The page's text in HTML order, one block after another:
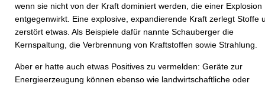
wenn sie nicht von der Kraft dominiert werden, die einer Explosion
entgegenwirkt. Eine explosive, expandierende Kraft zerlegt Stoffe
zerstört etwas. Als Beispiele dafür nannte Schauberger die
Kernspaltung, die Verbrennung von Kraftstoffen sowie Strahlung.
Aber er hatte auch etwas Positives zu vermelden: Geräte zur
Energieerzeugung können ebenso wie landwirtschaftliche oder